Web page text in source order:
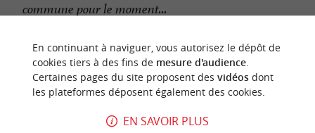
commune pour le moment...
n
o
t
r
e
c
o
u
p
d
e
c
o
e
u
r
En continuant à naviguer, vous autorisez le dépôt de
cookies tiers à des fins de mesure d'audience.
Certaines pages du site proposent des vidéosdont
les plateformes déposent également des cookies.
EN SAVOIR PLUS